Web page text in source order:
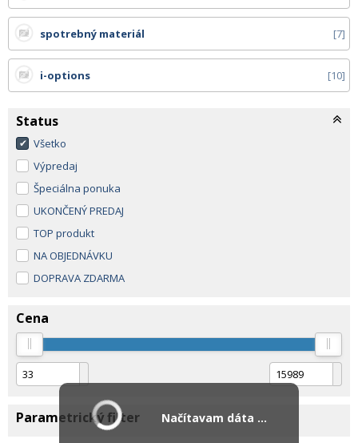
spotrebný materiál 7
i-options 10
Status
Všetko
Výpredaj
Špeciálna ponuka
UKONČENÝ PREDAJ
TOP produkt
NA OBJEDNÁVKU
DOPRAVA ZDARMA
Cena
Parametrický filter Načítavam dáta ...